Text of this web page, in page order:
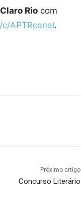
Rio com
APTRcanal.
Próximo artigo
Concurso Literário